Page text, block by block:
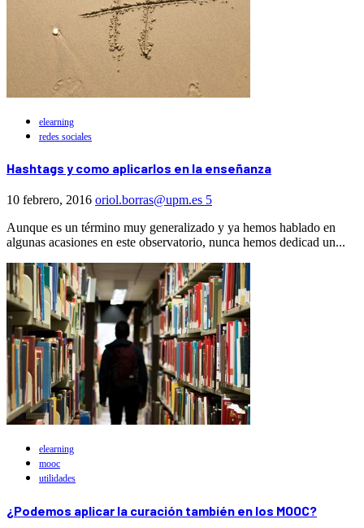
elearning
redes sociales
Hashtags y como aplicarlos en la enseñanza
10 febrero, 2016 oriol.borras@upm.es 5
Aunque es un término muy generalizado y ya hemos hablado en
algunas acasiones en este observatorio, nunca hemos dedicad un...
elearning
mooc
utilidades
¿Podemos aplicar la curación también en los MOOC?